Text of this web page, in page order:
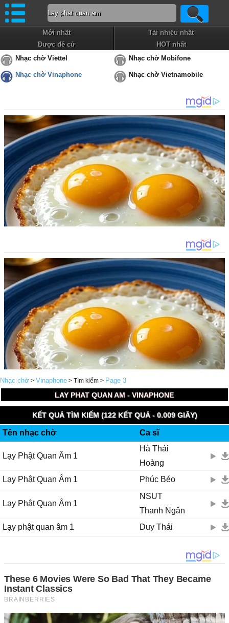
Mới nhất
Tải nhiều nhất
Được đề cử
HOT nhất
Nhạc chờ Viettel
Nhạc chờ Mobifone
Nhạc chờ Vinaphone Nhạc chờ Vietnamobile
Nhạc chờ > Vinaphone > Tìm kiếm > Page 3
LAY PHAT QUAN AM - VINAPHONE
KẾT QUẢ TÌM KIẾM (122 KẾT QUẢ - 0.009 GIÂY)
Tên nhạc chờ Ca sĩ
Lạy Phật Quan Âm 1
Hà Thái
Hoàng
Lạy Phật Quan Âm 1
Phúc Béo
Lạy Phật Quan Âm 1
NSUT
Thanh Ngân
Lạy phật quan âm 1
Duy Thái